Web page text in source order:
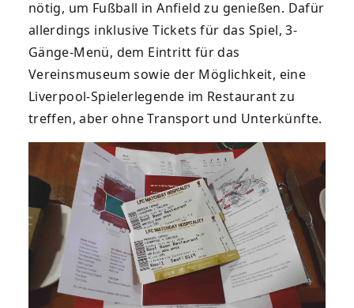
nötig, um Fußball in Anfield zu genießen. Dafür
allerdings inklusive Tickets für das Spiel, 3-
Gänge-Menü, dem Eintritt für das
Vereinsmuseum sowie der Möglichkeit, eine
Liverpool-Spielerlegende im Restaurant zu
treffen, aber ohne Transport und Unterkünfte.